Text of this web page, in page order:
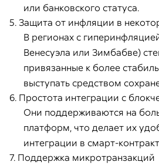
или банковского статуса.
5. Защита от инфляции в
В регионах с
Венесуэла или Зимбабве)
привязанные к более
выступать средством
6. Простота интеграции с
Они поддерживаются на
платформ, что делает их
интеграции в смарт-
7. Поддержка микротранзакций